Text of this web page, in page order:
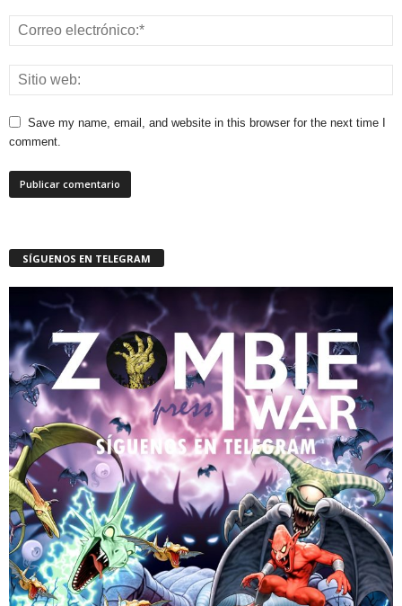
Save my name, email, and website in this browser for the next time I
comment.
SÍGUENOS EN TELEGRAM